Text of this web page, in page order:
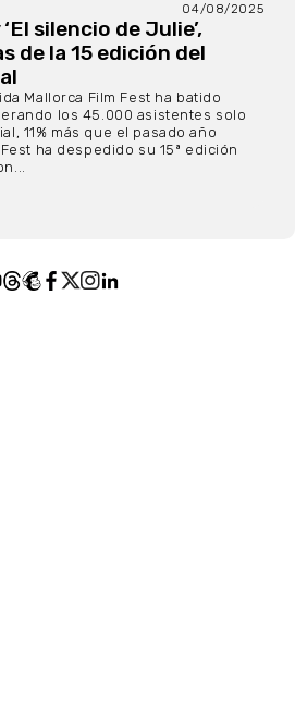
04/08/2025
silencio de Julie’,
de la 15 edición del
Mallorca Film Fest ha batido
los 45.000 asistentes solo
11% más que el pasado año
ha despedido su 15ª edición